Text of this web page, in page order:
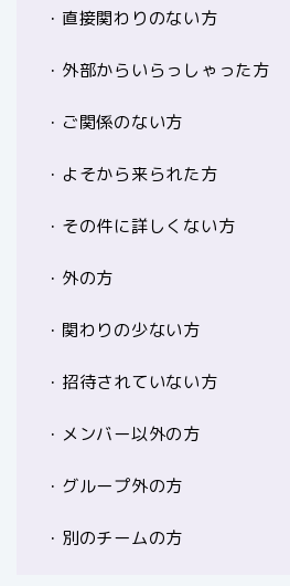
・直接関わりのない方
・外部からいらっしゃった方
・ご関係のない方
・よそから来られた方
・その件に詳しくない方
・外の方
・関わりの少ない方
・招待されていない方
・メンバー以外の方
・グループ外の方
・別のチームの方